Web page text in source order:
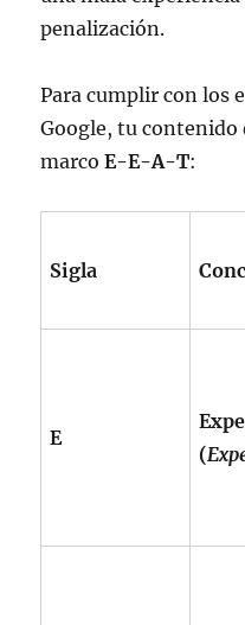
penalización.
Para cumplir con los
Google, tu contenido
marcoE-E-A-T:
Sigla
E
(